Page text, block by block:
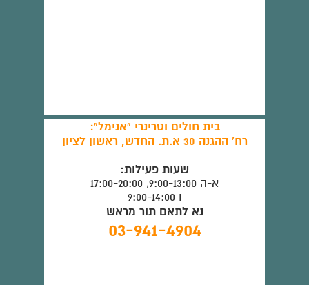
בית חולים וטרינרי "אנימל":
רח' ההגנה 30 א.ת. החדש, ראשון לציון
שעות פעילות:
א-ה 9:00-13:00, 17:00-20:00
ו 9:00-14:00
נא לתאם תור מראש
03-941-4904